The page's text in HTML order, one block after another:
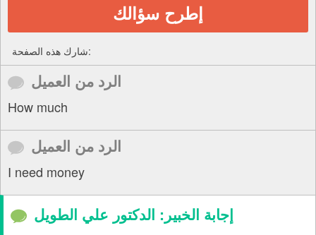
إطرح سؤالك
شارك هذه الصفحة:
الرد من العميل
How much
الرد من العميل
I need money
إجابة الخبير: الدكتور علي الطويل